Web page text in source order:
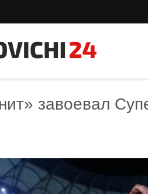
завоевал
Тайный гость: